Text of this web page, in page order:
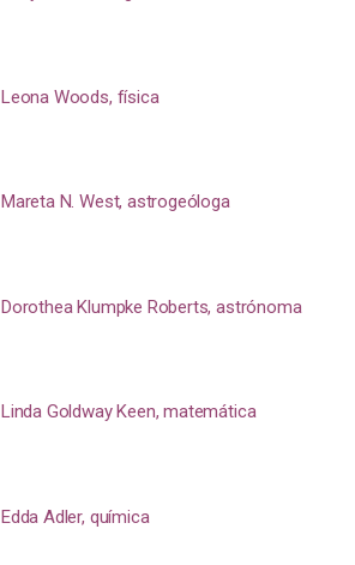
Leona Woods, física
Mareta N. West, astrogeóloga
Dorothea Klumpke Roberts, astrónoma
Linda Goldway Keen, matemática
Edda Adler, química